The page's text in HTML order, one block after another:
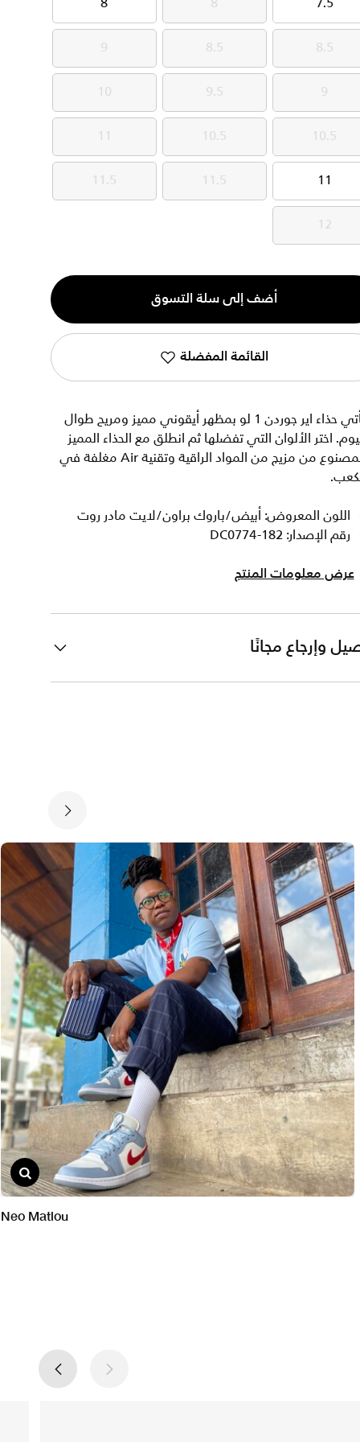
7.5
8
8
8.5
8.5
8.5
8.5
9
9
9
9
9.5
9.5
10
10
10.5
10.5
10.5
10.5
11
11
11
11
11.5
11.5
11.5
11.5
12
12
أضف إلى سلة التسوق
القائمة المفضلة
يأتي حذاء اير جوردن 1 لو بمظهر أيقوني مميز ومريح طوال
اختر الألوان التي تفضلها ثم انطلق مع الحذاء المميز
المصنوع من مزيج من المواد الراقية وتقنية Air مغلفة في
اللون المعروض: أبيض/باروك براون/لايت مادر روت
رقم الإصدار: DC0774-182
عرض معلومات المنتج
وإرجاع مجانًا